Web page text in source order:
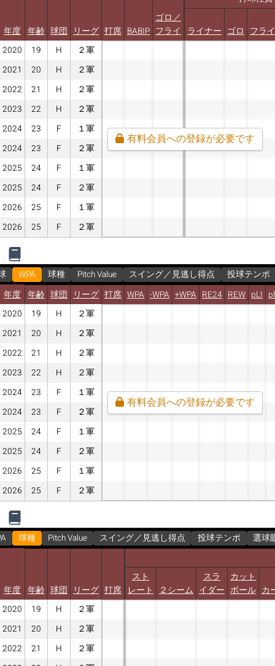
年度 年齢 球団 リーグ 打席 BABIP
ゴロ／
フライ ライナー ゴロ フライ
2020
19 H
２軍
2021
20 H
２軍
2022
21 H
２軍
2023
22 H
２軍
2024
23 F
１軍
2024
23 F
２軍
2025
24 F
１軍
2025
24 F
２軍
2026
25 F
１軍
2026
25 F ２軍
有料会員への登録が必要です
WPA 球種 Pitch Value スイング／見逃し得点
投球テンポ
年度 年齢 球団 リーグ 打席 WPA -WPA +WPA RE24 REW pLI
2020
19 H
２軍
2021
20 H
２軍
2022
21 H
２軍
2023
22 H
２軍
2024
23 F
１軍
2024
23 F
２軍
2025
24 F
１軍
2025
24 F
２軍
2026
25 F
１軍
2026
25 F ２軍
有料会員への登録が必要です
球種 Pitch Value スイング／見逃し得点 投球テンポ 選球
年度 年齢 球団 リーグ 打席
スト
レート ２シーム
スラ
イダー
カット
ボール カ
2020
19 H
２軍
2021
20 H
２軍
2022
21 H
２軍